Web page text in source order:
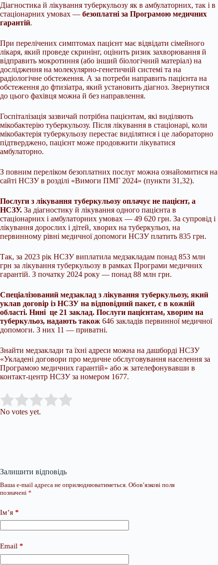
Діагностика й лікування туберкульозу як в амбулаторних, так і в
стаціонарних умовах — безоплатні за Програмою медичних
гарантій.
При перелічених симптомах пацієнт має відвідати сімейного
лікаря, який проведе скринінг, оцінить ризик захворювання й
відправить мокротиння (або інший біологічний матеріал) на
дослідження на молекулярно-генетичній системі та на
радіологічне обстеження. А за потреби направить пацієнта на
обстеження до фтизіатра, який установить діагноз. Звернутися
до цього фахівця можна й без направлення.
Госпіталізація зазвичай потрібна пацієнтам, які виділяють
мікобактерію туберкульозу. Після лікування в стаціонарі, коли
мікобактерія туберкульозу перестає виділятися і це лабораторно
підтверджено, пацієнт може продовжити лікуватися
амбулаторно.
З повним переліком безоплатних послуг можна ознайомитися на
сайті НСЗУ в розділі «Вимоги ПМГ 2024» (пункти 31,32).
Послуги з лікування туберкульозу оплачує не пацієнт, а
НСЗУ. За діагностику й лікування одного пацієнта в
стаціонарних і амбулаторних умовах — 49 620 грн. За супровід і
лікування дорослих і дітей, хворих на туберкульоз, на
первинному рівні медичної допомоги НСЗУ платить 835 грн.
Так, за 2023 рік НСЗУ виплатила медзакладам понад 853 млн
грн за лікування туберкульозу в рамках Програми медичних
гарантій. З початку 2024 року — понад 88 млн грн.
Спеціалізований медзаклад з лікування туберкульозу, який
уклав договір із НСЗУ на відповідний пакет, є в кожній
області. Нині це 21 заклад. Послуги пацієнтам, хворим на
туберкульоз, надають також 646 закладів первинної медичної
допомоги. З них 11 — приватні.
Знайти медзаклади та їхні адреси можна на дашборді НСЗУ
«Укладені договори про медичне обслуговування населення за
Програмою медичних гарантій» або ж зателефонувавши в
контакт-центр НСЗУ за номером 1677.
Rate this item:
No votes yet.
Залишити відповідь
Ваша e-mail адреса не оприлюднюватиметься. Обов’язкові поля
позначені *
Ім’я *
Email *